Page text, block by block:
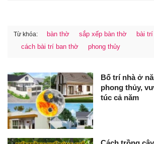
Từ khóa: bàn thờ sắp xếp bàn thờ
bài trí
cách bài trí ban thờ
phong thủy
Bố trí nhà ở
phong thủy,
túc cả năm